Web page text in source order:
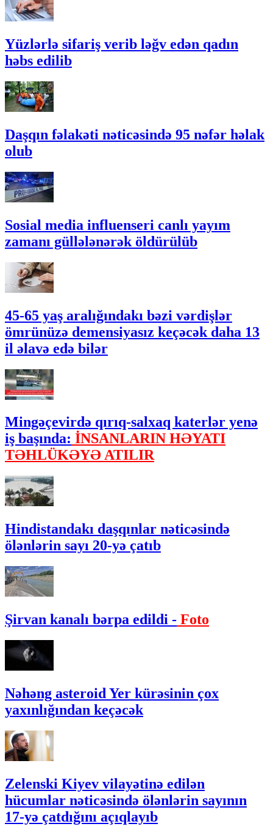
Yüzlərlə sifariş verib ləğv edən qadın
həbs edilib
Daşqın fəlakəti nəticəsində 95 nəfər həlak
olub
Sosial media influenseri canlı yayım
zamanı güllələnərək öldürülüb
45-65 yaş aralığındakı bəzi vərdişlər
ömrünüzə demensiyasız keçəcək daha 13
il əlavə edə bilər
Mingəçevirdə qırıq-salxaq katerlər yenə
iş başında: İNSANLARIN HƏYATI
TƏHLÜKƏYƏ ATILIR
Hindistandakı daşqınlar nəticəsində
ölənlərin sayı 20-yə çatıb
Şirvan kanalı bərpa edildi - Foto
Nəhəng asteroid Yer kürəsinin çox
yaxınlığından keçəcək
Zelenski Kiyev vilayətinə edilən
hücumlar nəticəsində ölənlərin sayının
17-yə çatdığını açıqlayıb